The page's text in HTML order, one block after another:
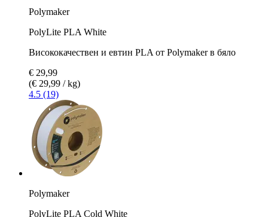
Polymaker
PolyLite PLA White
Висококачествен и евтин PLA от Polymaker в бяло
€ 29,99
(€ 29,99 / kg)
4.5 (19)
Polymaker
PolyLite PLA Cold White